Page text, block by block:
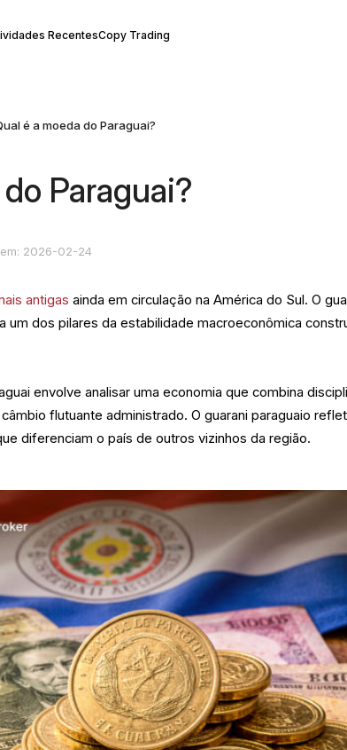
RecentesCopy Trading
é a moeda do Paraguai?
Paraguai?
2026-02-24
antigas ainda em circulação na América do Sul. O
um dos pilares da estabilidade macroeconômica
envolve analisar uma economia que combina
flutuante administrado. O guarani paraguaio
diferenciam o país de outros vizinhos da região.